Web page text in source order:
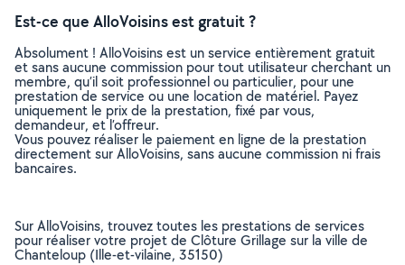
Est-ce que AlloVoisins est gratuit ?
Absolument ! AlloVoisins est un service entièrement gratuit
et sans aucune commission pour tout utilisateur cherchant un
membre, qu’il soit professionnel ou particulier, pour une
prestation de service ou une location de matériel. Payez
uniquement le prix de la prestation, fixé par vous,
demandeur, et l’offreur.
Vous pouvez réaliser le paiement en ligne de la prestation
directement sur AlloVoisins, sans aucune commission ni frais
bancaires.
Sur AlloVoisins, trouvez toutes les prestations de services
pour réaliser votre projet de Clôture Grillage sur la ville de
Chanteloup (Ille-et-vilaine, 35150)